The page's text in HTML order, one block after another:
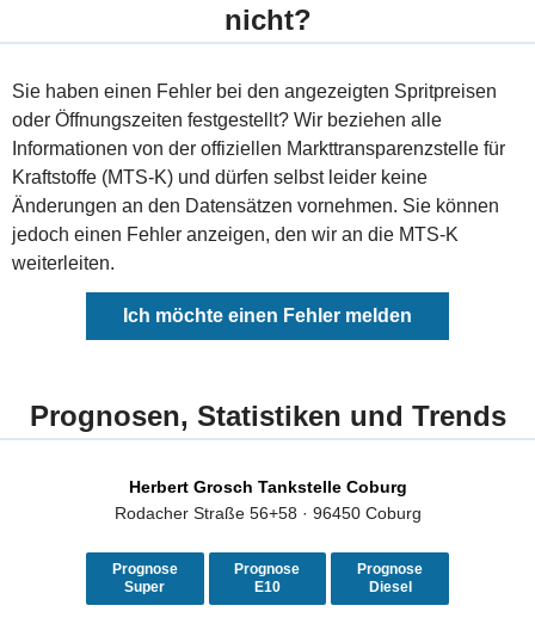
nicht?
Sie haben einen Fehler bei den angezeigten Spritpreisen
oder Öffnungszeiten festgestellt? Wir beziehen alle
Informationen von der offiziellen Markttransparenzstelle für
Kraftstoffe (MTS-K) und dürfen selbst leider keine
Änderungen an den Datensätzen vornehmen. Sie können
jedoch einen Fehler anzeigen, den wir an die MTS-K
weiterleiten.
Ich möchte einen Fehler melden
Prognosen, Statistiken und Trends
Herbert Grosch Tankstelle Coburg
Rodacher Straße 56+58 · 96450 Coburg
Prognose
Super
Prognose
E10
Prognose
Diesel